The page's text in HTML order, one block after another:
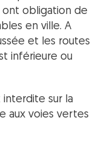
ont obligation de
en ville. A
et les routes
inférieure ou
interdite sur la
aux voies vertes